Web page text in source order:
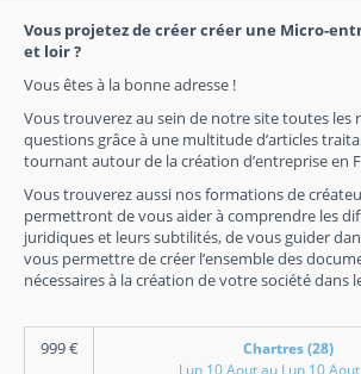
Vous projetez de créer créer une Micro-
et loir ?
Vous êtes à la bonne adresse !
Vous trouverez au sein de notre site toutes les
questions grâce à une multitude d’articles
tournant autour de la création d’entreprise en
Vous trouverez aussi nos formations de
permettront de vous aider à comprendre les
juridiques et leurs subtilités, de vous guider
vous permettre de créer l’ensemble des
nécessaires à la création de votre société dans
999€
Chartres (28)